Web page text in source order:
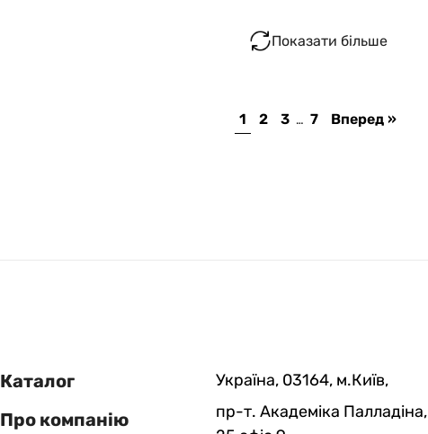
Показати більше
1 2 3 … 7 Вперед »
Каталог
Про компанію
Україна, 03164, м.Київ,
пр-т. Академіка Палладіна,